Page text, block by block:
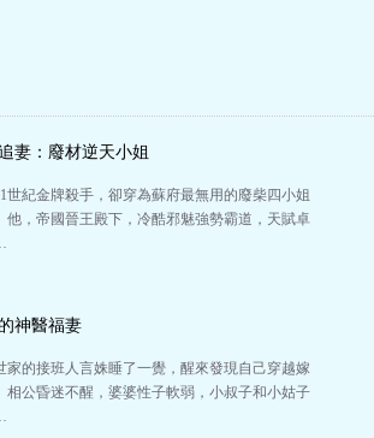
妻：廢材逆天小姐
世紀金牌殺手，卻穿為蘇府最無用的廢柴四小姐
他，帝國晉王殿下，冷酷邪魅強勢霸道，天賦卓
神醫福妻
家的接班人言姝睡了一覺，醒來發現自己穿越嫁
相公昏迷不醒，婆婆性子軟弱，小叔子和小姑子